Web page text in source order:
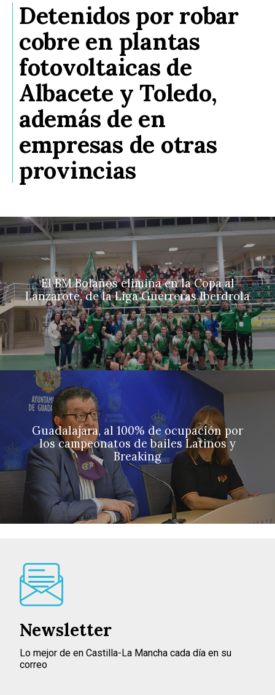
Detenidos por robar
cobre en plantas
fotovoltaicas de
Albacete y Toledo,
además de en
empresas de otras
provincias
El BM Bolaños elimina en la Copa al
Lanzarote, de la Liga Guerreras Iberdrola
Guadalajara, al 100% de ocupación por
los campeonatos de bailes Latinos y
Breaking
Newsletter
Lo mejor de en Castilla-La Mancha cada día en su
correo